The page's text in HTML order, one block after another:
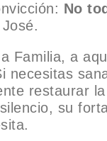
No
Familia, a
restaurar la
su